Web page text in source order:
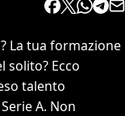
La tua formazione
solito? Ecco
talento
A. Non